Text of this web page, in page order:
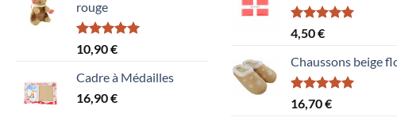
rouge
Note5.00
sur 5
10,90€
Cadre à Médailles
16,90€
Note5.00
sur 5
4,50€
Chaussons beige
Note5.00
sur 5
16,70€